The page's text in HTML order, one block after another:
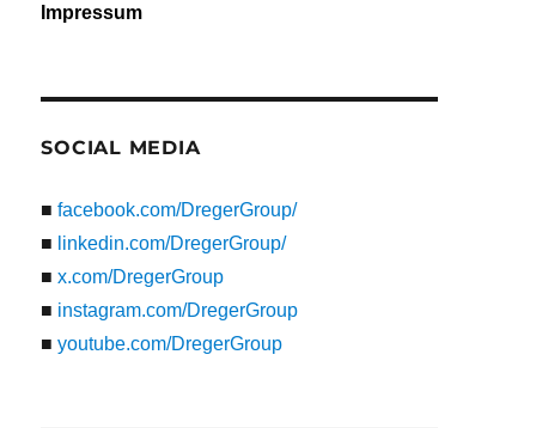
Impressum
SOCIAL MEDIA
■facebook.com/DregerGroup/
■ linkedin.com/DregerGroup/
■x.com/DregerGroup
■ instagram.com/DregerGroup
■youtube.com/DregerGroup